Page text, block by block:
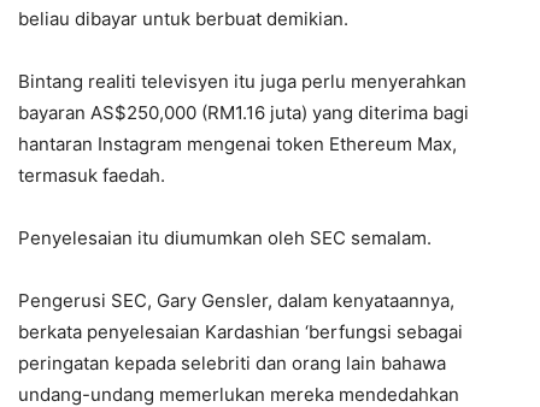
beliau dibayar untuk berbuat demikian.
Bintang realiti televisyen itu juga perlu menyerahkan
bayaran AS$250,000 (RM1.16 juta) yang diterima bagi
hantaran Instagram mengenai token Ethereum Max,
termasuk faedah.
Penyelesaian itu diumumkan oleh SEC semalam.
Pengerusi SEC, Gary Gensler, dalam kenyataannya,
berkata penyelesaian Kardashian ‘berfungsi sebagai
peringatan kepada selebriti dan orang lain bahawa
undang-undang memerlukan mereka mendedahkan